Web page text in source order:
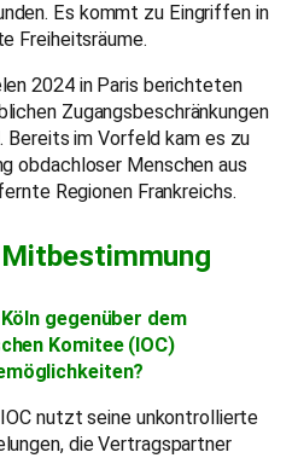
Es kommt zu Eingriffen in
Freiheitsräume.
2024 in Paris berichteten
Zugangsbeschränkungen
Bereits im Vorfeld kam es zu
obdachloser Menschen aus
Regionen Frankreichs.
gegenüber dem
Komitee (IOC)
nutzt seine unkontrollierte
die Vertragspartner